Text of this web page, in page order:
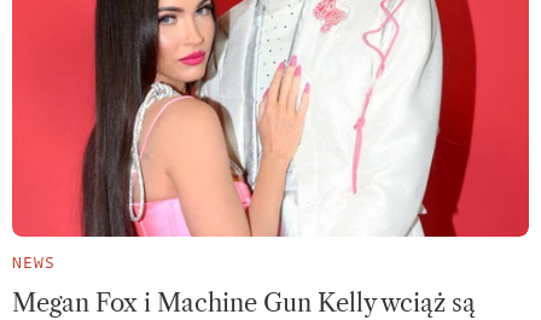
NEWS
Megan Fox i Machine Gun Kelly wciąż są